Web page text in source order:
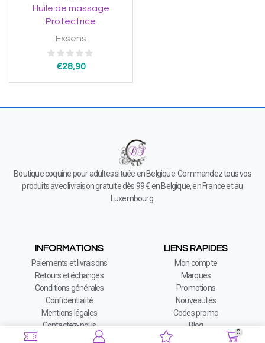
Huile de massage
Protectrice
Exsens
€28,90
0
Boutique coquine pour adultes située en Belgique. Commandez tous vos
produits avec livraison gratuite dès 99 € en Belgique, en France et au
Luxembourg.
INFORMATIONS
Paiements et livraisons
Retours et échanges
Conditions générales
Confidentialité
Mentions légales
Contactez-nous
LIENS RAPIDES
Mon compte
Marques
Promotions
Nouveautés
Codes promo
Blog